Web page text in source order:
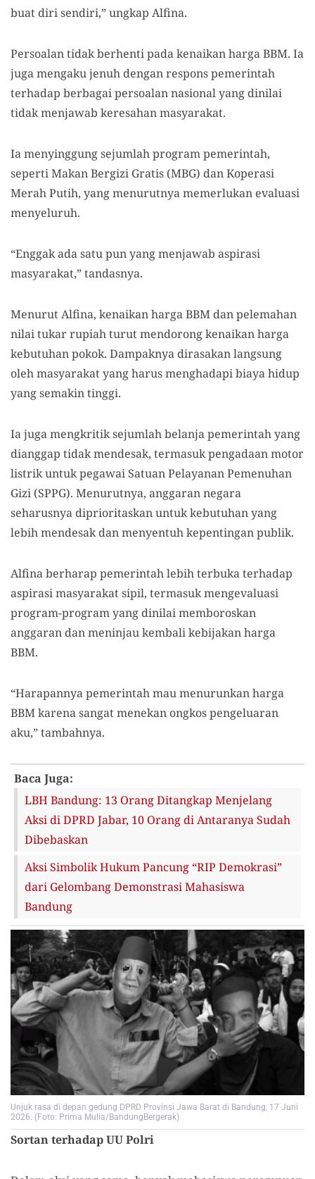
buat diri sendiri,” ungkap Alfina.
Persoalan tidak berhenti pada kenaikan harga BBM. Ia
juga mengaku jenuh dengan respons pemerintah
terhadap berbagai persoalan nasional yang dinilai
tidak menjawab keresahan masyarakat.
Ia menyinggung sejumlah program pemerintah,
seperti Makan Bergizi Gratis (MBG) dan Koperasi
Merah Putih, yang menurutnya memerlukan evaluasi
menyeluruh.
“Enggak ada satu pun yang menjawab aspirasi
masyarakat,” tandasnya.
Menurut Alfina, kenaikan harga BBM dan pelemahan
nilai tukar rupiah turut mendorong kenaikan harga
kebutuhan pokok. Dampaknya dirasakan langsung
oleh masyarakat yang harus menghadapi biaya hidup
yang semakin tinggi.
Ia juga mengkritik sejumlah belanja pemerintah yang
dianggap tidak mendesak, termasuk pengadaan motor
listrik untuk pegawai Satuan Pelayanan Pemenuhan
Gizi (SPPG). Menurutnya, anggaran negara
seharusnya diprioritaskan untuk kebutuhan yang
lebih mendesak dan menyentuh kepentingan publik.
Alfina berharap pemerintah lebih terbuka terhadap
aspirasi masyarakat sipil, termasuk mengevaluasi
program-program yang dinilai memboroskan
anggaran dan meninjau kembali kebijakan harga
BBM.
“Harapannya pemerintah mau menurunkan harga
BBM karena sangat menekan ongkos pengeluaran
aku,” tambahnya.
Baca Juga:
LBH Bandung: 13 Orang Ditangkap Menjelang
Aksi di DPRD Jabar, 10 Orang di Antaranya Sudah
Dibebaskan
Aksi Simbolik Hukum Pancung “RIP Demokrasi”
dari Gelombang Demonstrasi Mahasiswa
Bandung
Unjuk rasa di depan gedung DPRD Provinsi Jawa Barat di Bandung, 17 Juni
2026. (Foto: Prima Mulia/BandungBergerak)
Sortan terhadap UU Polri